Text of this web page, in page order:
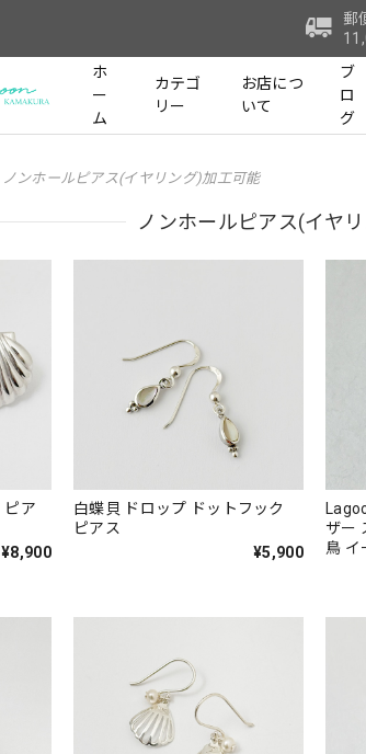
郵
ホ
ー
ム
カテゴ
リー
お店につ
いて
ブ
ロ
グ
ノンホールピアス(イヤリング)加工可能
ノンホールピアス(イヤ
¥8,900
白蝶貝 ドロップ ドットフック
ピアス
¥5,900
ザー
鳥 イ